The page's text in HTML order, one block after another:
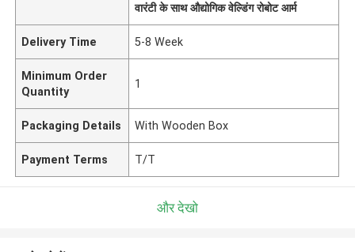
वारंटी के साथ औद्योगिक वेल्डिंग रोबोट आर्म
Delivery Time 5-8 Week
Minimum Order
Quantity
1
Packaging Details With Wooden Box
Payment Terms T/T
और देखो